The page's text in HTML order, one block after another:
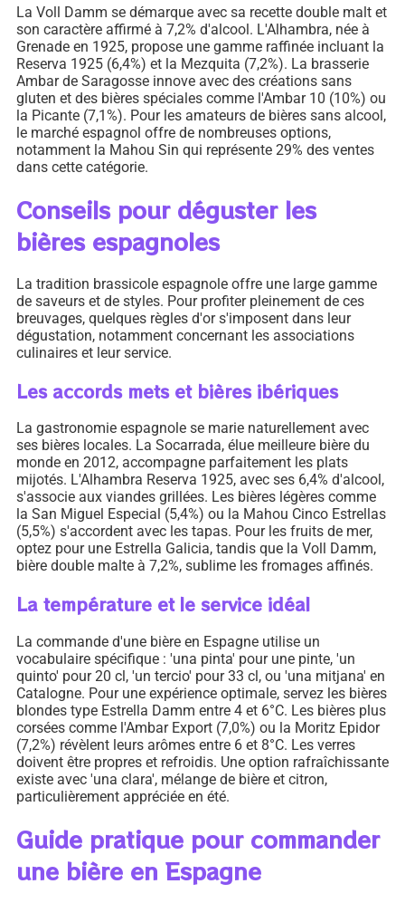
La Voll Damm se démarque avec sa recette double malt et
son caractère affirmé à 7,2% d'alcool. L'Alhambra, née à
Grenade en 1925, propose une gamme raffinée incluant la
Reserva 1925 (6,4%) et la Mezquita (7,2%). La brasserie
Ambar de Saragosse innove avec des créations sans
gluten et des bières spéciales comme l'Ambar 10 (10%) ou
la Picante (7,1%). Pour les amateurs de bières sans alcool,
le marché espagnol offre de nombreuses options,
notamment la Mahou Sin qui représente 29% des ventes
dans cette catégorie.
Conseils pour déguster les
bières espagnoles
La tradition brassicole espagnole offre une large gamme
de saveurs et de styles. Pour profiter pleinement de ces
breuvages, quelques règles d'or s'imposent dans leur
dégustation, notamment concernant les associations
culinaires et leur service.
Les accords mets et bières ibériques
La gastronomie espagnole se marie naturellement avec
ses bières locales. La Socarrada, élue meilleure bière du
monde en 2012, accompagne parfaitement les plats
mijotés. L'Alhambra Reserva 1925, avec ses 6,4% d'alcool,
s'associe aux viandes grillées. Les bières légères comme
la San Miguel Especial (5,4%) ou la Mahou Cinco Estrellas
(5,5%) s'accordent avec les tapas. Pour les fruits de mer,
optez pour une Estrella Galicia, tandis que la Voll Damm,
bière double malte à 7,2%, sublime les fromages affinés.
La température et le service idéal
La commande d'une bière en Espagne utilise un
vocabulaire spécifique : 'una pinta' pour une pinte, 'un
quinto' pour 20 cl, 'un tercio' pour 33 cl, ou 'una mitjana' en
Catalogne. Pour une expérience optimale, servez les bières
blondes type Estrella Damm entre 4 et 6°C. Les bières plus
corsées comme l'Ambar Export (7,0%) ou la Moritz Epidor
(7,2%) révèlent leurs arômes entre 6 et 8°C. Les verres
doivent être propres et refroidis. Une option rafraîchissante
existe avec 'una clara', mélange de bière et citron,
particulièrement appréciée en été.
Guide pratique pour commander
une bière en Espagne